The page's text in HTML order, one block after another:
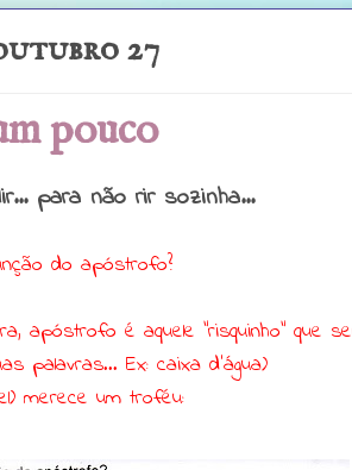
27
pouco
para não rir sozinha...
do apóstrofo?
apóstrofo é aquele "risquinho" que
palavras... Ex: caixa d'água)
merece um troféu: